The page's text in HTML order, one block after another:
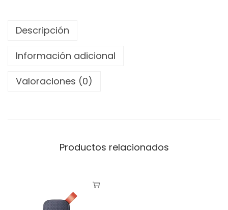
Descripción
Información adicional
Valoraciones (0)
Productos relacionados